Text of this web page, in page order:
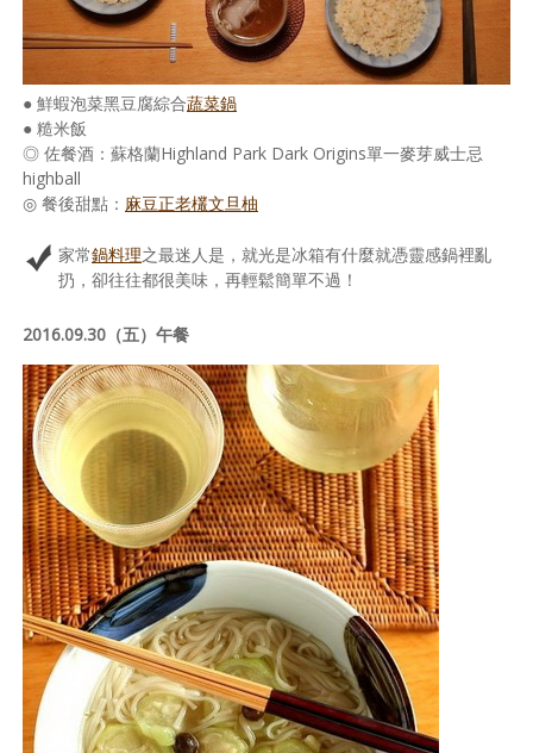
歷史區
關於Yilan
個人著作
活動實況記錄
合作與代言
訂閱電子報
● 鮮蝦泡菜黑豆腐綜合蔬菜鍋
● 糙米飯
◎ 佐餐酒：蘇格蘭Highland Park Dark Origins單一麥芽威士忌
highball
◎ 餐後甜點： 麻豆正老欉文旦柚
家常鍋料理之最迷人是，就光是冰箱有什麼就憑靈感鍋裡亂
扔，卻往往都很美味，再輕鬆簡單不過！
2016.09.30（五）午餐